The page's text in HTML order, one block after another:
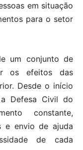
em situação
para o setor
um conjunto de
os efeitos das
Desde o início
Defesa Civil do
constante,
e envio de ajuda
de cada